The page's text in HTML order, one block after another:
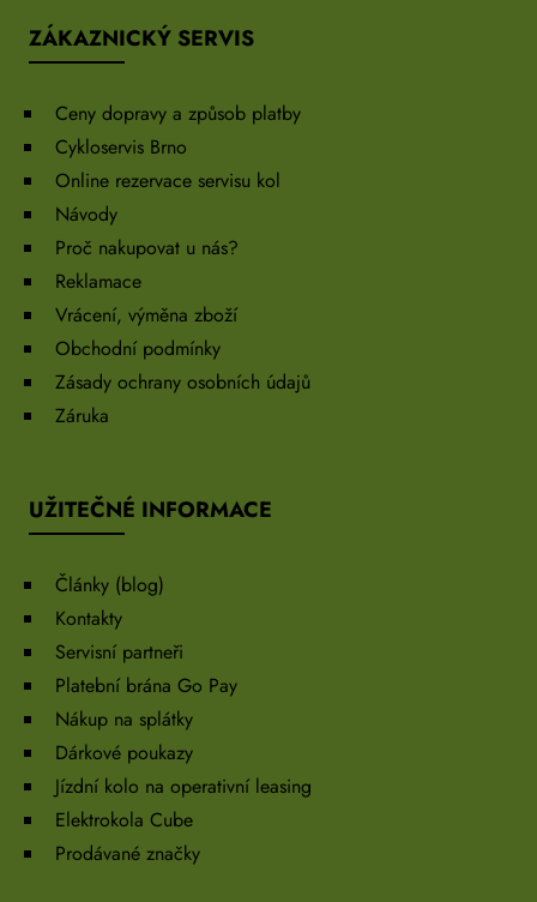
ZÁKAZNICKÝ SERVIS
Ceny dopravy a způsob platby
Cykloservis Brno
Online rezervace servisu kol
Návody
Proč nakupovat u nás?
Reklamace
Vrácení, výměna zboží
Obchodní podmínky
Zásady ochrany osobních údajů
Záruka
UŽITEČNÉ INFORMACE
Články (blog)
Kontakty
Servisní partneři
Platební brána Go Pay
Nákup na splátky
Dárkové poukazy
Jízdní kolo na operativní leasing
Elektrokola Cube
Prodávané značky